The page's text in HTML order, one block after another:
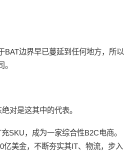
BAT边界早已蔓延到任何地方，所以
对是这其中的代表。
SKU，成为一家综合性B2C电商。
亿美金，不断夯实其IT、物流，步入